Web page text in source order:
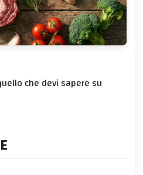
che devi sapere su